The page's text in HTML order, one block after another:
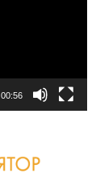
00:56